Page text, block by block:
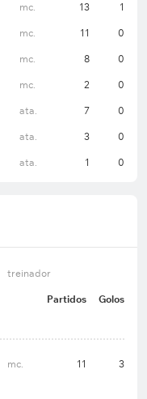
mc. 13 1
mc. 11 0
mc. 8 0
mc. 2 0
ata. 7 0
ata. 3 0
ata. 1 0
treinador
Partidos Golos
mc. 11 3